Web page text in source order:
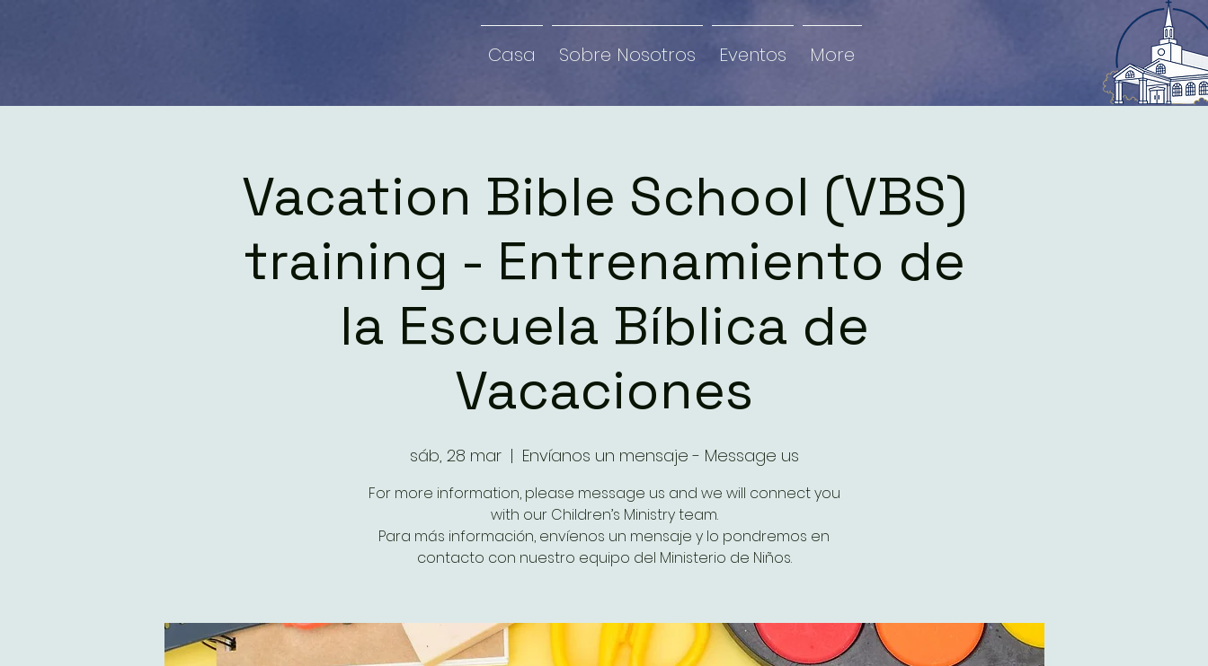
Casa Sobre Nosotros Eventos More
Vacation Bible School (VBS)
training - Entrenamiento de
la Escuela Bíblica de
Vacaciones
sáb, 28 mar
  |
Envíanos un mensaje - Message us
For more information, please message us and we will connect you
with our Children’s Ministry team.
Para más información, envíenos un mensaje y lo pondremos en
contacto con nuestro equipo del Ministerio de Niños.